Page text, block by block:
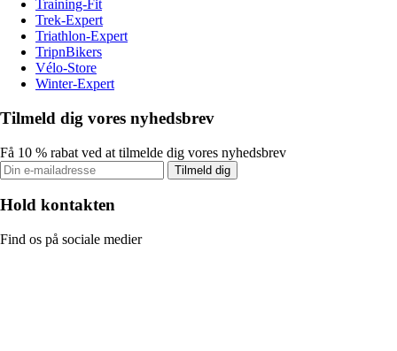
Training-Fit
Trek-Expert
Triathlon-Expert
TripnBikers
Vélo-Store
Winter-Expert
Tilmeld dig vores nyhedsbrev
Få 10 % rabat ved at tilmelde dig vores nyhedsbrev
Tilmeld dig
Hold kontakten
Find os på sociale medier